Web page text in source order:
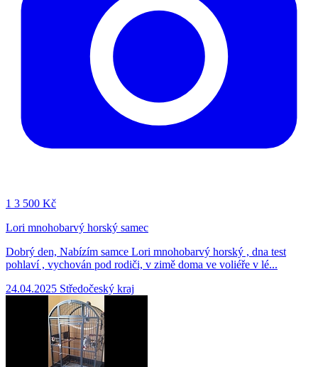
1 3 500 Kč
Lori mnohobarvý horský samec
Dobrý den, Nabízím samce Lori mnohobarvý horský , dna test
pohlaví , vychován pod rodiči, v zimě doma ve voliéře v lé...
24.04.2025 Středočeský kraj